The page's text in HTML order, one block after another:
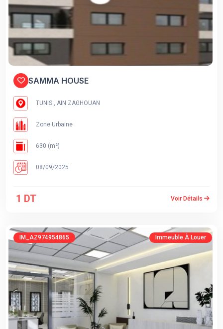
SAMMA HOUSE
TUNIS , AIN ZAGHOUAN
Zone Urbaine
630 (m²)
08/09/2025
1 DT Voir Détails
IM_AZ974954865 Immeuble À Louer